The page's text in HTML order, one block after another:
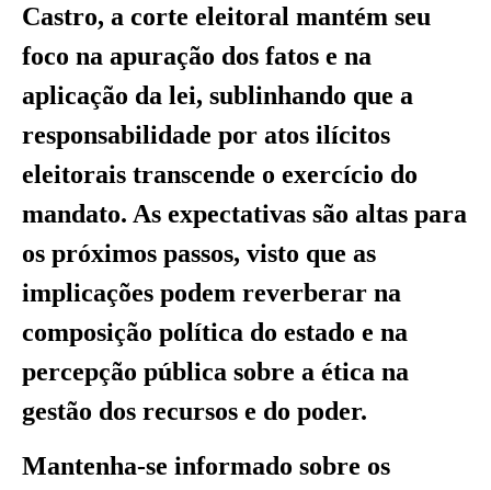
Castro, a corte eleitoral mantém seu
foco na apuração dos fatos e na
aplicação da lei, sublinhando que a
responsabilidade por atos ilícitos
eleitorais transcende o exercício do
mandato. As expectativas são altas para
os próximos passos, visto que as
implicações podem reverberar na
composição política do estado e na
percepção pública sobre a ética na
gestão dos recursos e do poder.
Mantenha-se informado sobre os